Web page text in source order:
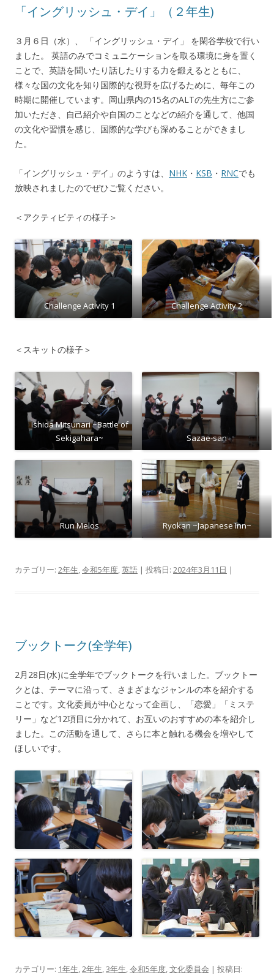
「イングリッシュ・デイ」（２年生)
３月６日（水）、 「イングリッシュ・デイ」 を閑谷学校で行い
ました。 英語のみでコミュニケーションを取る環境に身を置く
ことで、英語を聞いたり話したりする力を鍛えるとともに、
様々な国の文化を知り国際的な視野を広げるために、毎年この
時期に開催しています。岡山県内の15名のALTの先生方にご参
加いただき、自己紹介や自国のことなどの紹介を通して、他国
の文化や習慣を感じ、国際的な学びも深めることができまし
た。
「イングリッシュ・デイ」のようすは、 NHK ・ KSB ・ RNCでも
放映されましたのでぜひご覧ください。
＜アクティビティの様子＞
Challenge Activity 1 Challenge Activity 2
＜スキットの様子＞
Ishida Mitsunari ~Battle of
Sekigahara~
Sazae-san
Run Melos Ryokan ~Japanese Inn~
カテゴリー: 2年生,令和5年度,英語 | 投稿日: 2024年3月11日 |
ブックトーク(全学年)
2月28日(水)に全学年でブックトークを行いました。ブックトー
クとは、テーマに沿って、さまざまなジャンルの本を紹介する
ことです。文化委員が中心となって企画し、「恋愛」「ミステ
リー」など12項目に分かれて、お互いのおすすめの本を紹介し
ました。この活動を通して、さらに本と触れる機会を増やして
ほしいです。
カテゴリー: 1年生,2年生,3年生,令和5年度,文化委員会 | 投稿日: